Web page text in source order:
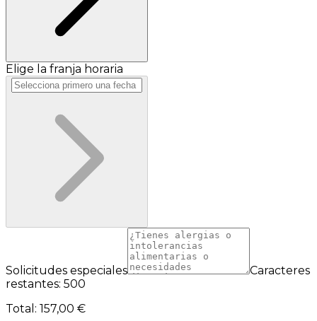
Elige la franja horaria
Solicitudes especiales
Caracteres
restantes: 500
Total : 157,00 €